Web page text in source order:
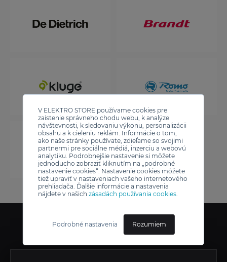
V ELEKTRO STORE používame cookies pre
zaistenie správneho chodu webu, k analýze
návštevnosti, k sledovaniu výkonu, personalizácii
obsahu a k cieleniu reklám. Informácie o tom,
ako naše stránky používate, zdieľame so svojimi
partnermi pre sociálne médiá, inzerciu a webovú
analytiku. Podrobnejšie nastavenie si môžete
jednoducho zobraziť kliknutím na „podrobné
nastavenie cookies“. Nastavenie cookies môžete
tiež upraviť v nastaveniach vašeho internetového
prehliadača. Ďalšie informácie a nastavenia
nájdete v našich zásadách používania cookies.
Podrobné nastavenia Rozumiem